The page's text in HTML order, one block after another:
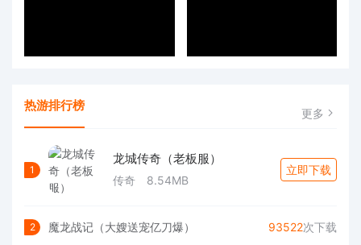
热游排行榜 更多
1
龙城传奇（老板服）
传奇 8.54MB
立即下载
2 魔龙战记（大嫂送宠亿刀爆） 93522次下载